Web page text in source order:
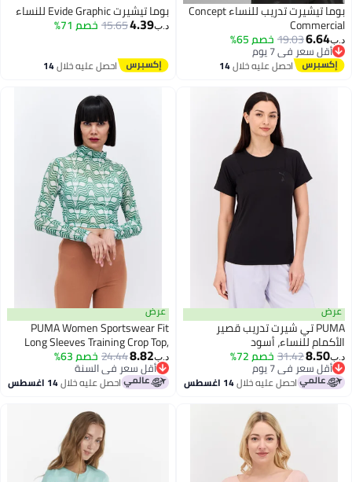
بوما تيشيرت تدريب للنساء Concept
6.64
19.03خصم 65%
أقل سعر في 7 يوم
أقل سعر في 7 يوماحصل عليه خلال14
اغسطس
بوما تيشيرت Evide Graphic للنساء
4.39
15.65خصم 71%
احصل عليه خلال14
اغسطس
PUMA تي شيرت تدريب قصير
للنساء، أسود
8.50
31.42خصم 72%
أقل سعر في 7 يوم
أقل سعر في 7 يوماحصل عليه خلال14 اغسطس
عرض
PUMA Women Sportswear Fit
Long Sleeves Training Crop Top,
White
8.82
24.44خصم 63%
أقل سعر في السنة
أقل سعر في السنة
احصل عليه خلال14 اغسطس